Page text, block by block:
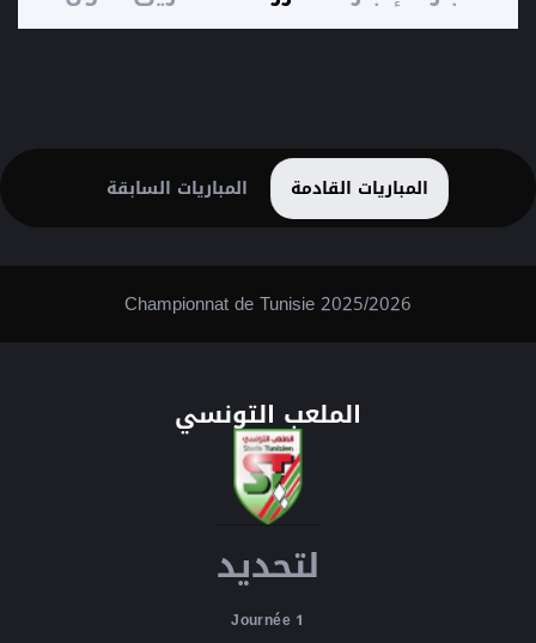
المباريات القادمة المباريات السابقة
Championnat de Tunisie 2025/2026
الملعب التونسي
لتحديد
Journée 1